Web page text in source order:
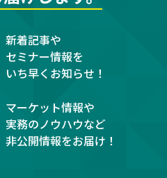
新着記事や
セミナー情報を
いち早くお知らせ！
マーケット情報や
実務のノウハウなど
非公開情報をお届け！